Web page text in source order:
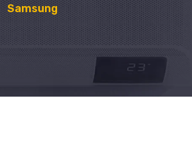
Samsung